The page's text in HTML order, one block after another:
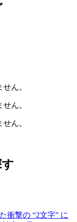
ん。
ん。
ん。
衝撃の “2文字” に